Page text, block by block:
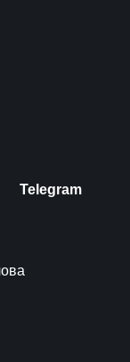
Telegram